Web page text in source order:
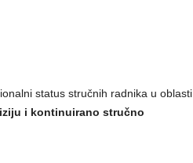
status stručnih radnika u oblasti
i kontinuirano stručno